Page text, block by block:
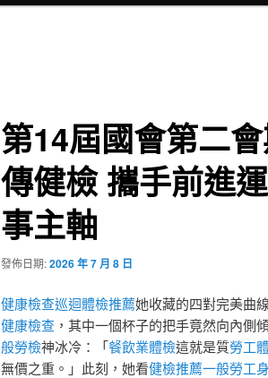
第14屆國會第二
傳健檢 攜手前進
事主軸
發佈日期:2026 年 7 月 8 日
健康檢查巡迴體檢推薦她收藏的四對完美曲
健康檢查，其中一個杯子的把手竟然向內側
般勞檢神冰冷：「餐飲業體檢這就是質勞工
無價之重。」此刻，她看健檢推薦一般勞工